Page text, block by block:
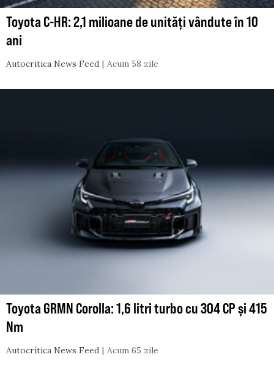
Toyota C-HR: 2,1 milioane de unități vândute în 10
ani
Autocritica News Feed Acum 58 zile
Toyota GRMN Corolla: 1,6 litri turbo cu 304 CP și 415
Nm
Autocritica News Feed Acum 65 zile